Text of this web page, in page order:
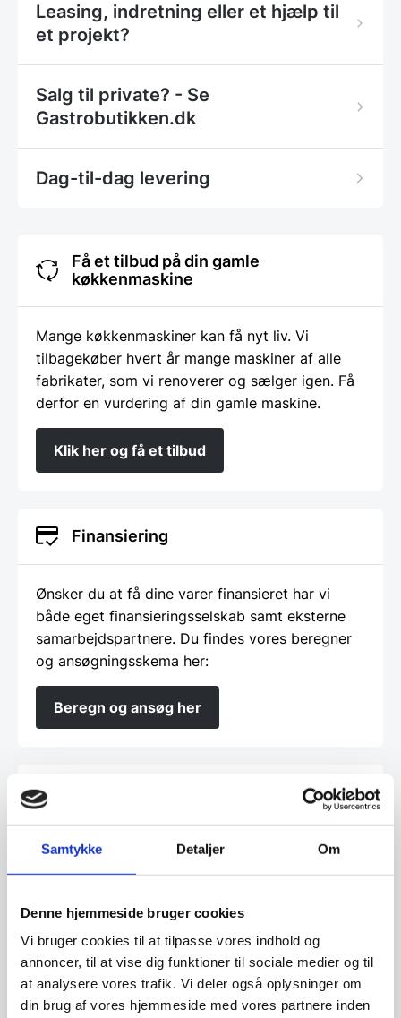
Samtykke Detaljer Om
Denne hjemmeside bruger cookies
Vi bruger cookies til at tilpasse vores indhold og
annoncer, til at vise dig funktioner til sociale medier og til
at analysere vores trafik. Vi deler også oplysninger om
din brug af vores hjemmeside med vores partnere inden
Leasing, indretning eller et hjælp til
et projekt?
Salg til private? - Se
Gastrobutikken.dk
Dag-til-dag levering
Få et tilbud på din gamle
køkkenmaskine
Mange køkkenmaskiner kan få nyt liv. Vi
tilbagekøber hvert år mange maskiner af alle
fabrikater, som vi renoverer og sælger igen. Få
derfor en vurdering af din gamle maskine.
Klik her og få et tilbud
Finansiering
Ønsker du at få dine varer finansieret har vi
både eget finansieringsselskab samt eksterne
samarbejdspartnere. Du findes vores beregner
og ansøgningsskema her:
Beregn og ansøg her
Har du spørgsmål til varen? Klik her
Vi prismatcher - Klik her
Relaterede varer
SPAR 31%